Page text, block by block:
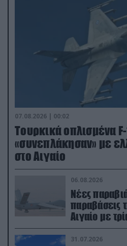
07.08.2026 | 00:02
Τουρκικά οπλισμένα
«συνεπλάκησαν» με
στο Αιγαίο
06.08.2026
Νέες
παραβάσεις
Αιγαίο με
31.07.2026